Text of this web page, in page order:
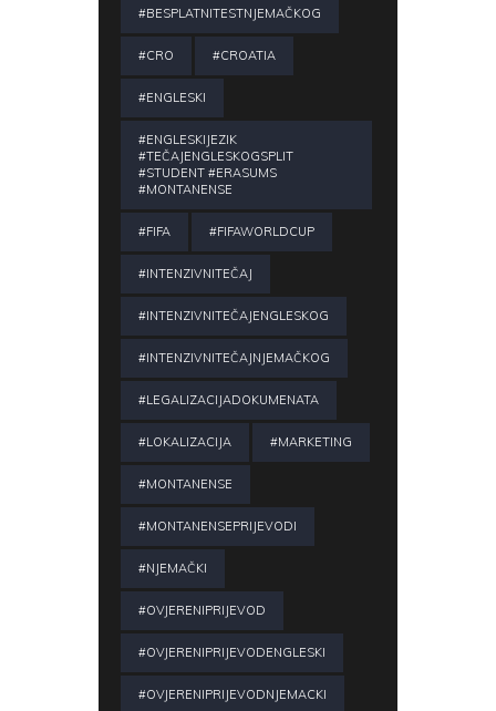
#BESPLATNITESTNJEMAČKOG
#CRO #CROATIA
#ENGLESKI
#ENGLESKIJEZIK
#TEČAJENGLESKOGSPLIT
#STUDENT #ERASUMS
#MONTANENSE
#FIFA #FIFAWORLDCUP
#INTENZIVNITEČAJ
#INTENZIVNITEČAJENGLESKOG
#INTENZIVNITEČAJNJEMAČKOG
#LEGALIZACIJADOKUMENATA
#LOKALIZACIJA #MARKETING
#MONTANENSE
#MONTANENSEPRIJEVODI
#NJEMAČKI
#OVJERENIPRIJEVOD
#OVJERENIPRIJEVODENGLESKI
#OVJERENIPRIJEVODNJEMACKI